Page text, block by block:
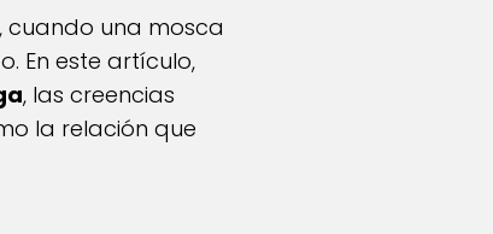
cuando una mosca
En este artículo,
, las creencias
la relación que